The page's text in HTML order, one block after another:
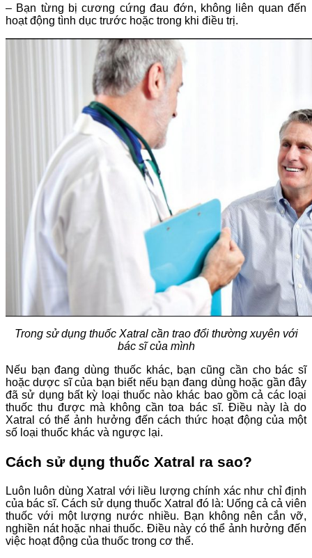
– Bạn từng bị cương cứng đau đớn, không liên quan đến
hoạt động tình dục trước hoặc trong khi điều trị.
Trong sử dụng thuốc Xatral cần trao đổi thường xuyên với
bác sĩ của mình
Nếu bạn đang dùng thuốc khác, bạn cũng cần cho bác sĩ
hoặc dược sĩ của bạn biết nếu bạn đang dùng hoặc gần đây
đã sử dụng bất kỳ loại thuốc nào khác bao gồm cả các loại
thuốc thu được mà không cần toa bác sĩ. Điều này là do
Xatral có thể ảnh hưởng đến cách thức hoạt động của một
số loại thuốc khác và ngược lại.
Cách sử dụng thuốc Xatral ra sao?
Luôn luôn dùng Xatral với liều lượng chính xác như chỉ định
của bác sĩ. Cách sử dụng thuốc Xatral đó là: Uống cả cả viên
thuốc với một lượng nước nhiều. Bạn không nên cắn vỡ,
nghiền nát hoặc nhai thuốc. Điều này có thể ảnh hưởng đến
việc hoạt động của thuốc trong cơ thể.